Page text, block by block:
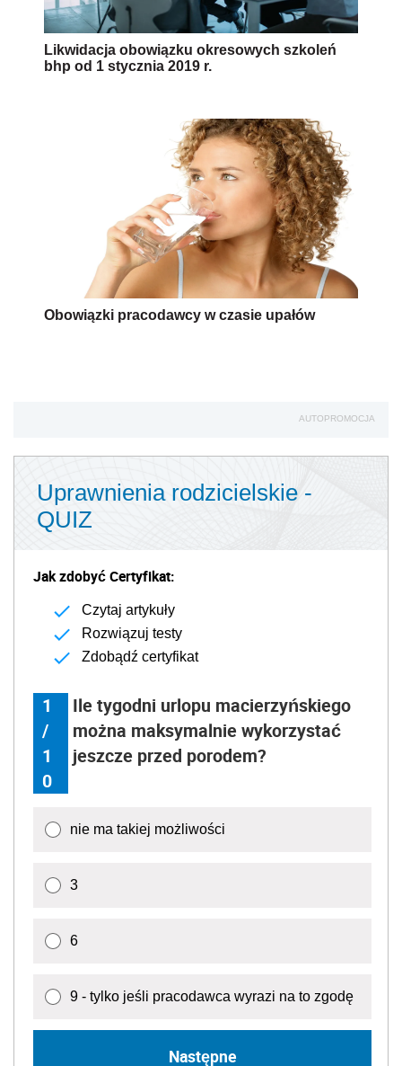
Likwidacja obowiązku okresowych szkoleń
bhp od 1 stycznia 2019 r.
Obowiązki pracodawcy w czasie upałów
AUTOPROMOCJA
Uprawnienia rodzicielskie -
QUIZ
Jak zdobyć Certyfikat:
Czytaj artykuły
Rozwiązuj testy
Zdobądź certyfikat
1
/
1
0
Ile tygodni urlopu macierzyńskiego
można maksymalnie wykorzystać
jeszcze przed porodem?
nie ma takiej możliwości
3
6
9 - tylko jeśli pracodawca wyrazi na to zgodę
Następne